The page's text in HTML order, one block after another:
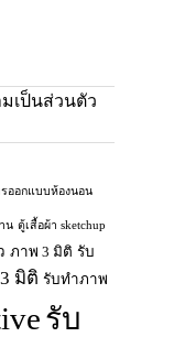
เป็นส่วนตัว
รออกแบบห้องนอน
น ตู้เสื้อผ้า sketchup
ภาพ 3 มิติ รับ
มิติ รับทำภาพ
รับ